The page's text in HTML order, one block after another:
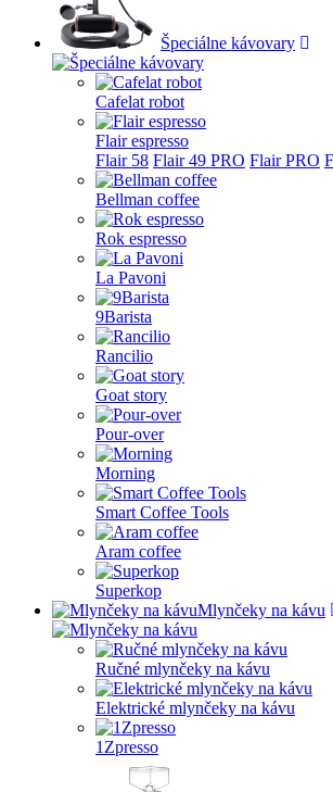
Špeciálne kávovary
Cafelat robot
Flair espresso
Flair 58 Flair 49 PRO Flair PRO
Bellman coffee
Rok espresso
La Pavoni
9Barista
Rancilio
Goat story
Pour-over
Morning
Smart Coffee Tools
Aram coffee
Superkop
Mlynčeky na kávu
Ručné mlynčeky na kávu
Elektrické mlynčeky na kávu
1Zpresso